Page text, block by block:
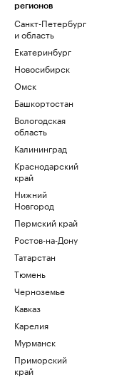
регионов
Санкт-Петербург
и область
Екатеринбург
Новосибирск
Омск
Башкортостан
Вологодская
область
Калининград
Краснодарский
край
Нижний
Новгород
Пермский край
Ростов-на-Дону
Татарстан
Тюмень
Черноземье
Кавказ
Карелия
Мурманск
Приморский
край